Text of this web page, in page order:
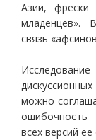
Азии, фрески
младенцев».
связь
можно
ошибочность
всех версий